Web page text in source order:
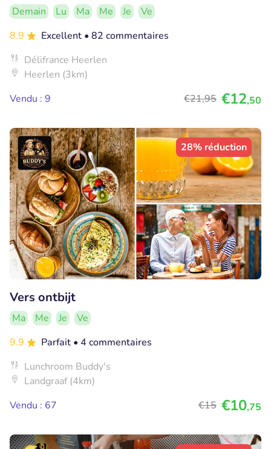
Demain Lu Ma Me Je
Ve
8.9
Excellent • 82 commentaires
Délifrance Heerlen
Heerlen (3km)
Vendu : 9
€21,95 €12,50
28% réduction
Vers ontbijt
Ma Me Je
Ve
9.9
Parfait • 4 commentaires
Lunchroom Buddy's
Landgraaf (4km)
Vendu : 67
€15 €10,75